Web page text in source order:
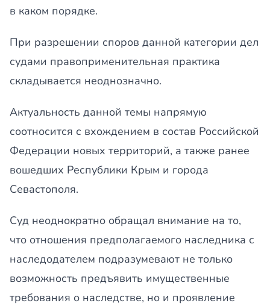
в каком порядке.
При разрешении споров данной категории дел
судами правоприменительная практика
складывается неоднозначно.
Актуальность данной темы напрямую
соотносится с вхождением в состав Российской
Федерации новых территорий, а также ранее
вошедших Республики Крым и города
Севастополя.
Суд неоднократно обращал внимание на то,
что отношения предполагаемого наследника с
наследодателем подразумевают не только
возможность предъявить имущественные
требования о наследстве, но и проявление